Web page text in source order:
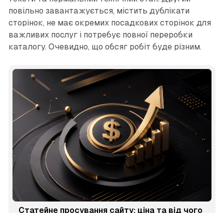
повільно завантажується, містить дублікати
сторінок, не має окремих посадкових сторінок для
важливих послуг і потребує повної переробки
каталогу. Очевидно, що обсяг робіт буде різним.
Статейне просування сайту: ціна та від чого